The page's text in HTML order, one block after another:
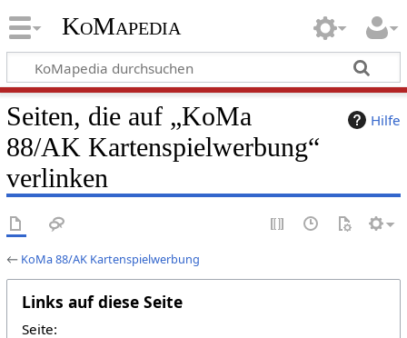
KoMapedia
Hilfe
Seiten, die auf „KoMa
88/AK Kartenspielwerbung“
verlinken
← KoMa 88/AK Kartenspielwerbung
Links auf diese Seite
Seite: